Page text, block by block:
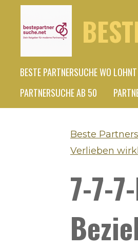
Hauptinhalt
BESTE PARTNERSUCHE WO
PARTNERSUCHE AB 50
Beste
Verlieben
7-7-